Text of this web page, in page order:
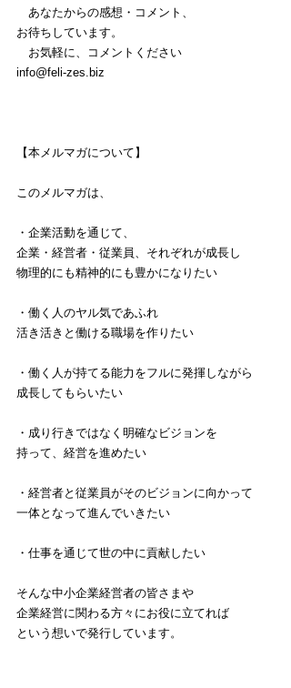
あなたからの感想・コメント、
お待ちしています。
お気軽に、コメントください
info@feli-zes.biz
【本メルマガについて】
このメルマガは、
・企業活動を通じて、
企業・経営者・従業員、それぞれが成長し
物理的にも精神的にも豊かになりたい
・働く人のヤル気であふれ
活き活きと働ける職場を作りたい
・働く人が持てる能力をフルに発揮しながら
成長してもらいたい
・成り行きではなく明確なビジョンを
持って、経営を進めたい
・経営者と従業員がそのビジョンに向かって
一体となって進んでいきたい
・仕事を通じて世の中に貢献したい
そんな中小企業経営者の皆さまや
企業経営に関わる方々にお役に立てれば
という想いで発行しています。